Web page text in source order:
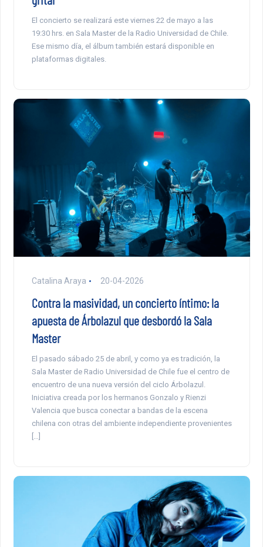
El concierto se realizará este viernes 22 de mayo a las
19:30 hrs. en Sala Master de la Radio Universidad de Chile.
Ese mismo día, el álbum también estará disponible en
plataformas digitales.
Catalina Araya 20-04-2026
Contra la masividad, un concierto íntimo: la
apuesta de Árbolazul que desbordó la Sala
Master
El pasado sábado 25 de abril, y como ya es tradición, la
Sala Master de Radio Universidad de Chile fue el centro de
encuentro de una nueva versión del ciclo Árbolazul.
Iniciativa creada por los hermanos Gonzalo y Rienzi
Valencia que busca conectar a bandas de la escena
chilena con otras del ambiente independiente provenientes